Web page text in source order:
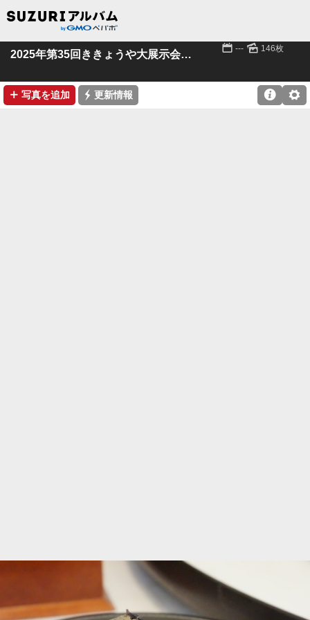
2025年第35回ききょうや大展示会 その１ 📅 --- 🌄 146枚
➕ 写真を追加 ⚡ 更新情報 ⚙
